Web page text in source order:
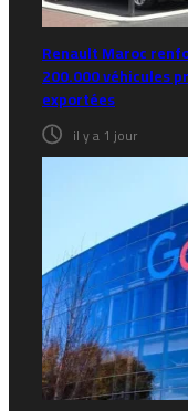
Renault Maroc
200.000 véhicules
exportées
il y a 1 jour